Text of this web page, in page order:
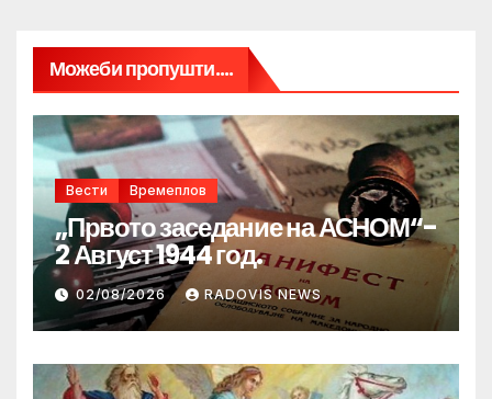
Можеби пропушти....
Вести Времеплов
„Првото заседание на АСНОМ“-
2 Август 1944 год.
02/08/2026 RADOVIS NEWS